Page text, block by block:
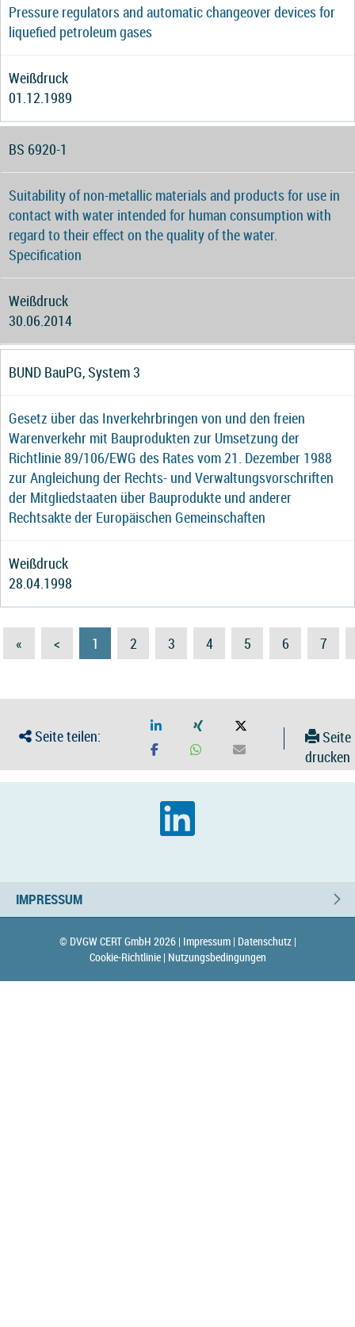
Pressure regulators and automatic changeover devices for
liquefied petroleum gases
Weißdruck
01.12.1989
BS 6920-1
Suitability of non-metallic materials and products for use in
contact with water intended for human consumption with
regard to their effect on the quality of the water.
Specification
Weißdruck
30.06.2014
BUND BauPG, System 3
Gesetz über das Inverkehrbringen von und den freien
Warenverkehr mit Bauprodukten zur Umsetzung der
Richtlinie 89/106/EWG des Rates vom 21. Dezember 1988
zur Angleichung der Rechts- und Verwaltungsvorschriften
der Mitgliedstaaten über Bauprodukte und anderer
Rechtsakte der Europäischen Gemeinschaften
Weißdruck
28.04.1998
« < 1 2 3 4 5 6 7
Seite teilen:
Seite
drucken
IMPRESSUM
© DVGW CERT GmbH 2026 | Impressum | Datenschutz |
Cookie-Richtlinie | Nutzungsbedingungen